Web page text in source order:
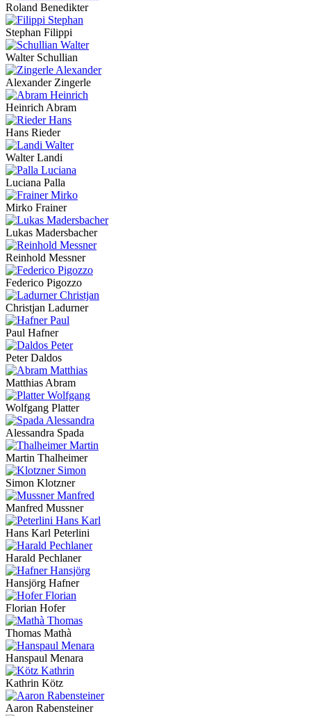
Roland Benedikter
Stephan Filippi
Walter Schullian
Alexander Zingerle
Heinrich Abram
Hans Rieder
Walter Landi
Luciana Palla
Mirko Frainer
Lukas Madersbacher
Reinhold Messner
Federico Pigozzo
Christjan Ladurner
Paul Hafner
Peter Daldos
Matthias Abram
Wolfgang Platter
Alessandra Spada
Martin Thalheimer
Simon Klotzner
Manfred Mussner
Hans Karl Peterlini
Harald Pechlaner
Hansjörg Hafner
Florian Hofer
Thomas Mathà
Hanspaul Menara
Kathrin Kötz
Aaron Rabensteiner